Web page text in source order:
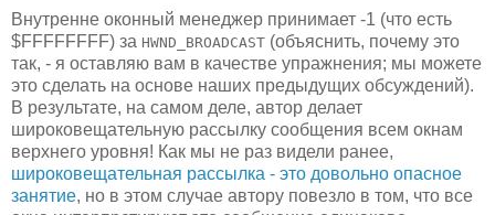
Внутренне оконный менеджер принимает -1 (что есть
$FFFFFFFF) за HWND_BROADCAST (объяснить, почему это
так, - я оставляю вам в качестве упражнения; мы можете
это сделать на основе наших предыдущих обсуждений).
В результате, на самом деле, автор делает
широковещательную рассылку сообщения всем окнам
верхнего уровня! Как мы не раз видели ранее,
широковещательная рассылка - это довольно опасное
занятие, но в этом случае автору повезло в том, что все